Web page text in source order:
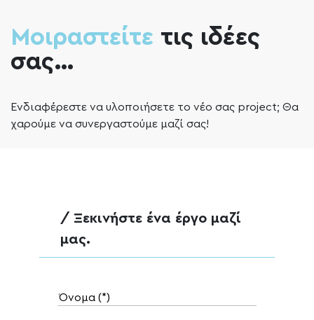
Μοιραστείτε τις ιδέες
σας…
Ενδιαφέρεστε να υλοποιήσετε το νέο σας project; Θα
χαρούμε να συνεργαστούμε μαζί σας!
/ Ξεκινήστε ένα έργο μαζί
μας.